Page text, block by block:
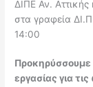
ΔΙΠΕ Αν.
στα γραφεία
14:00
Προκηρύσσουμε
εργασίας για